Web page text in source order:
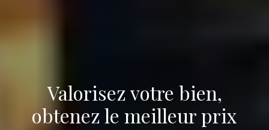
Valorisez votre bien,
obtenez le meilleur prix